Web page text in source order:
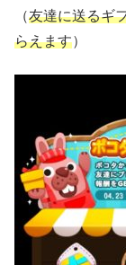
（友達に送るギ
らえます）